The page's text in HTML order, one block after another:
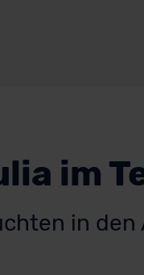
im
in den